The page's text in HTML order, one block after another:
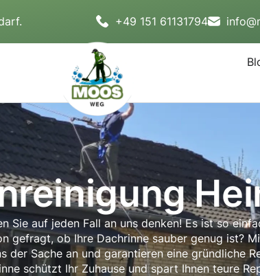
+49 151 61131794
Sie auf jeden Fall an uns denken! Es ist so
gefragt, ob Ihre Dachrinne sauber genug ist?
der Sache an und garantieren eine gründliche
schützt Ihr Zuhause und spart Ihnen teure